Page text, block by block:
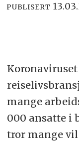
PUBLISERT
mange
000 ansatte i
tror mange